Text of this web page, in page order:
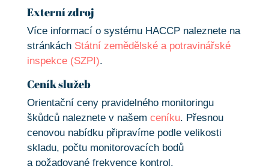
Externí zdroj
Více informací o systému HACCP naleznete na
stránkách Státní zemědělské a potravinářské
inspekce (SZPI).
Ceník služeb
Orientační ceny pravidelného monitoringu
škůdců naleznete v našem ceníku. Přesnou
cenovou nabídku připravíme podle velikosti
skladu, počtu monitorovacích bodů
a požadované frekvence kontrol.